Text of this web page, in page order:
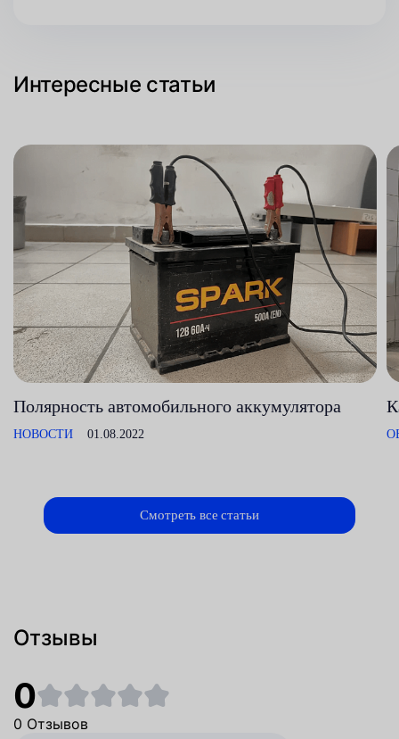
Интересные статьи
Полярность автомобильного аккумулятора
НОВОСТИ 01.08.2022
Смотреть все статьи
Отзывы
0
0 Отзывов